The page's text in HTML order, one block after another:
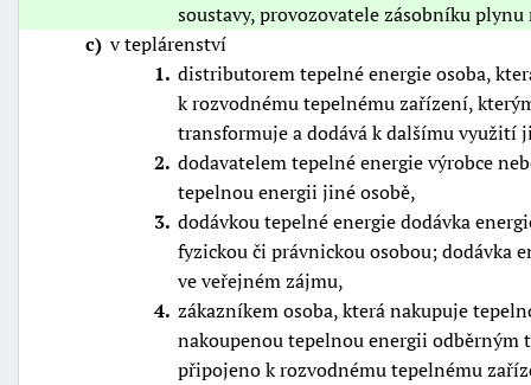
soustavy, provozovatele zásobníku
c v teplárenství
1 distributorem tepelné energie osoba,
k rozvodnému tepelnému zařízení,
transformuje a dodává k dalšímu využití
2 dodavatelem tepelné energie výrobce
tepelnou energii jiné osobě,
3 dodávkou tepelné energie dodávka
fyzickou či právnickou osobou; dodávka
ve veřejném zájmu,
4 zákazníkem osoba, která nakupuje
nakoupenou tepelnou energii
připojeno k rozvodnému tepelnému